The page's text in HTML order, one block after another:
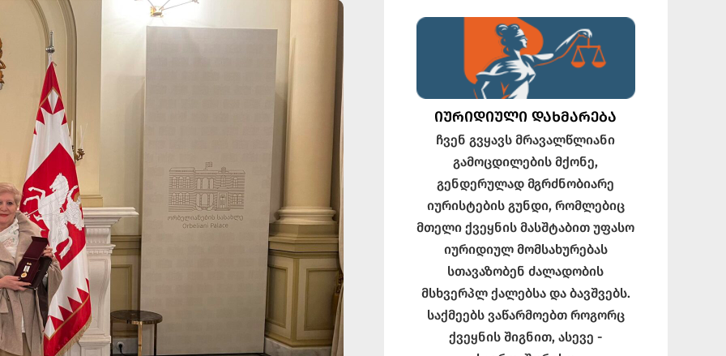
ᲘᲣᲠᲘᲓᲘᲣᲚᲘ ᲓᲐᲮᲛᲐᲠᲔᲑᲐ
ჩვენ გვყავს მრავალწლიანი
გამოცდილების მქონე,
გენდერულად მგრძნობიარე
იურისტების გუნდი, რომლებიც
მთელი ქვეყნის მასშტაბით უფასო
იურიდიულ მომსახურებას
სთავაზობენ ძალადობის
მსხვერპლ ქალებსა და ბავშვებს.
საქმეებს ვაწარმოებთ როგორც
ქვეყნის შიგნით, ასევე -